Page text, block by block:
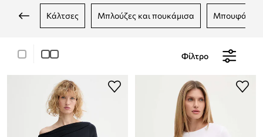
κάλτσες μπλούζες και πουκάμισα μπουφάν
Φίλτρο